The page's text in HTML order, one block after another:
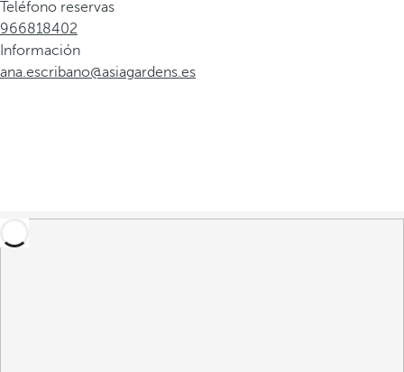
Teléfono reservas
966818402
Información
ana.escribano@asiagardens.es